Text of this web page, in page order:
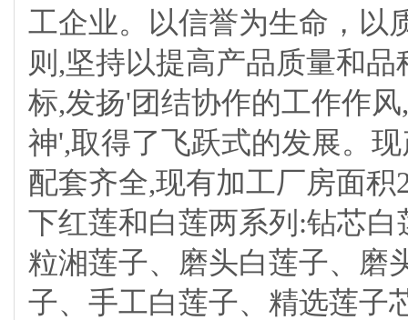
工企业。以信誉为生命，以
则,坚持以提高产品质量和
标,发扬'团结协作的工作作
神',取得了飞跃式的发展。
配套齐全,现有加工厂房面
下红莲和白莲两系列:钻芯
粒湘莲子、磨头白莲子、磨
子、手工白莲子、精选莲子